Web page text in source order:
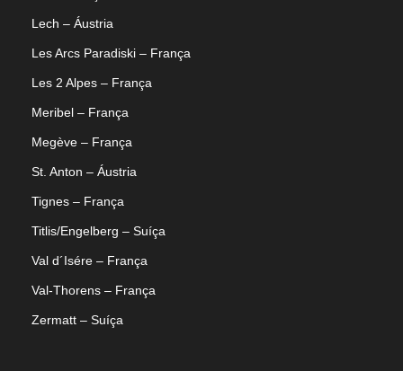
Lech – Áustria
Les Arcs Paradiski – França
Les 2 Alpes – França
Meribel – França
Megève – França
St. Anton – Áustria
Tignes – França
Titlis/Engelberg – Suíça
Val d´Isére – França
Val-Thorens – França
Zermatt – Suíça